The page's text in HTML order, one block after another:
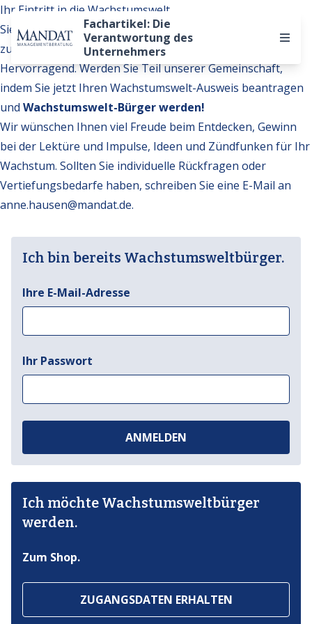
Fachartikel: Die
Verantwortung des
Unternehmers
Ihr Eintritt in die Wachstumswelt
Sie möchten auf weitere Inhalte der Wachstumswelt
zugreifen?
Hervorragend. Werden Sie Teil unserer Gemeinschaft,
indem Sie jetzt Ihren Wachstumswelt-Ausweis beantragen
und Wachstumswelt-Bürger werden!
Wir wünschen Ihnen viel Freude beim Entdecken, Gewinn
bei der Lektüre und Impulse, Ideen und Zündfunken für Ihr
Wachstum. Sollten Sie individuelle Rückfragen oder
Vertiefungsbedarfe haben, schreiben Sie eine E-Mail an
anne.hausen@mandat.de.
Ich bin bereits Wachstumsweltbürger.
Ihre E-Mail-Adresse
Ihr Passwort
ANMELDEN
Ich möchte Wachstumsweltbürger
werden.
Zum Shop.
ZUGANGSDATEN ERHALTEN